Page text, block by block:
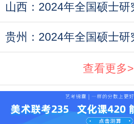
查看更多>